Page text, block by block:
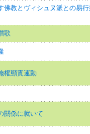
佛教とヴィシュヌ派との易
歌
權顯實運動
關係に就いて